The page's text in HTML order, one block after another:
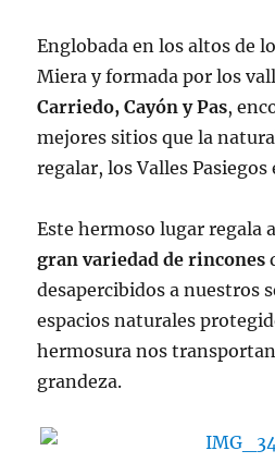
Englobada en los altos de
Miera y formada por los
Carriedo, Cayón y Pas,
mejores sitios que la
regalar, los Valles Pasiegos
Este hermoso lugar regala
gran variedad de rincones
desapercibidos a nuestros
espacios naturales
hermosura nos
grandeza.